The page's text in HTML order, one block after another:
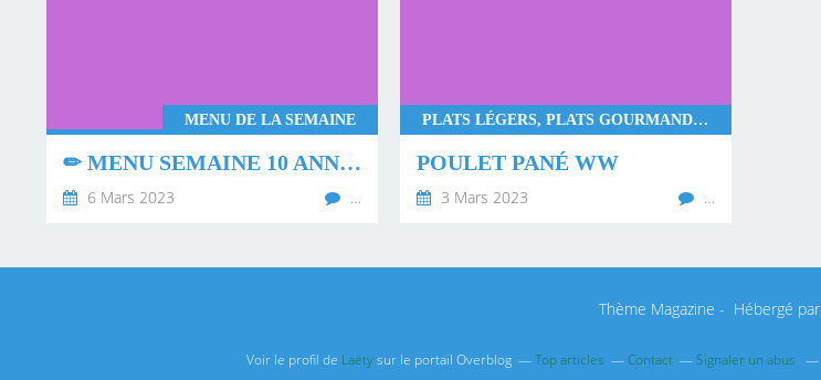
MENU DE LA SEMAINE
✏ MENU SEMAINE 10 ANNÉE 2023 ✏
6 Mars 2023 …
PLATS LÉGERS, PLATS GOURMANDS, WW
POULET PANÉ WW
3 Mars 2023 …
Thème Magazine - Hébergé par
Voir le profil de Laëtysur le portail Overblog Top articles Contact Signaler un abus